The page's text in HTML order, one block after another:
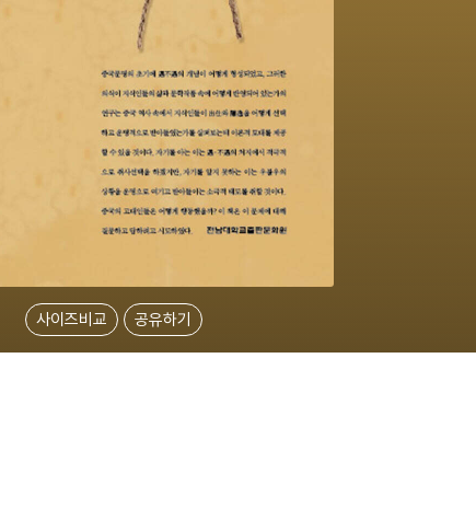
사이즈비교 공유하기